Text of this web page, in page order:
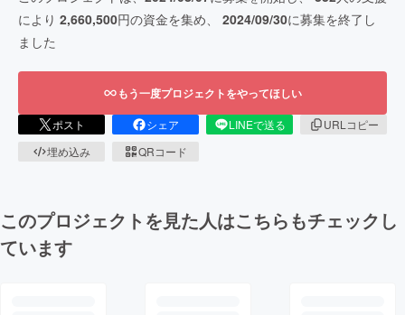
により 2,660,500円の資金を集め、 2024/09/30に募集を終了し
ました
もう一度プロジェクトをやってほしい
ポスト シェア LINEで送る
URLコピー
埋め込み
QRコード
このプロジェクトを見た人はこちらもチェックし
ています